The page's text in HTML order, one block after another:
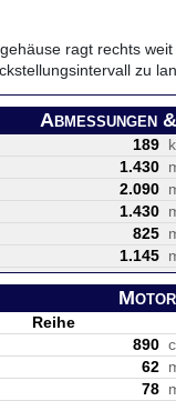
ragt rechts
zu
Abmessungen
189
1.430
2.090
1.430
825
1.145
Motor
Reihe
890
62
78